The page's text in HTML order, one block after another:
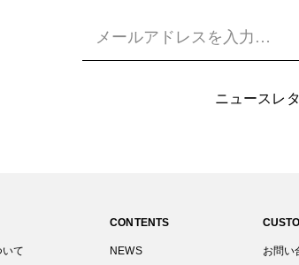
ニュースレ
て
CONTENTS
NEWS お問い